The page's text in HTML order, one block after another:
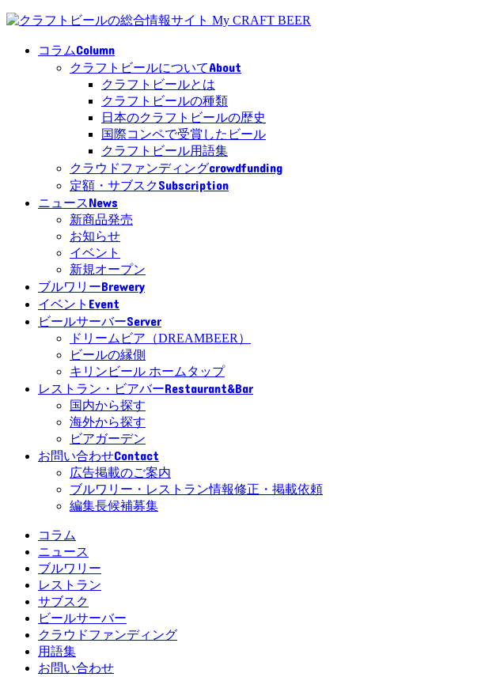
コラムColumn
クラフトビールについてAbout
クラフトビールとは
クラフトビールの種類
日本のクラフトビールの歴史
国際コンペで受賞したビール
クラフトビール用語集
クラウドファンディングcrowdfunding
定額・サブスクSubscription
ニュースNews
新商品発売
お知らせ
イベント
新規オープン
ブルワリーBrewery
イベント Event
ビールサーバーServer
ドリームビア（DREAMBEER）
ビールの縁側
キリンビール ホームタップ
レストラン・ビアバーRestaurant&Bar
国内から探す
海外から探す
ビアガーデン
お問い合わせContact
広告掲載のご案内
ブルワリー・レストラン情報修正・掲載依頼
編集長候補募集
コラム
ニュース
ブルワリー
レストラン
サブスク
ビールサーバー
クラウドファンディング
用語集
お問い合わせ